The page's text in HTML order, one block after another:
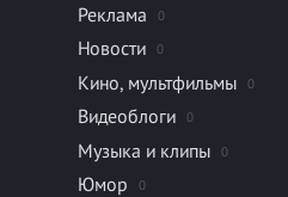
Реклама 0
Новости 0
Кино, мультфильмы 0
Видеоблоги 0
Музыка и клипы 0
Юмор 0